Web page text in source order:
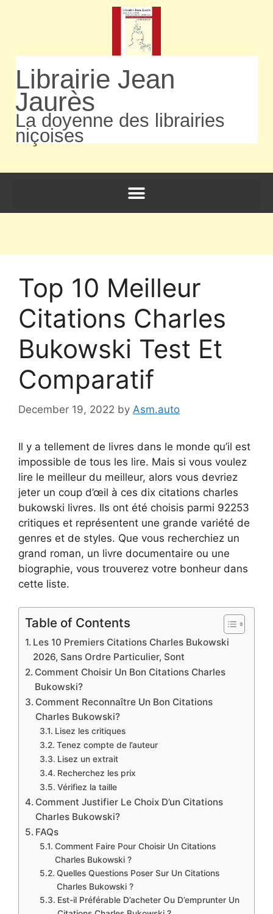
Librairie Jean
Jaurès
La doyenne des librairies
niçoises
Top 10 Meilleur
Citations Charles
Bukowski Test Et
Comparatif
December 19, 2022 by Asm.auto
Il y a tellement de livres dans le monde qu’il est
impossible de tous les lire. Mais si vous voulez
lire le meilleur du meilleur, alors vous devriez
jeter un coup d’œil à ces dix citations charles
bukowski livres. Ils ont été choisis parmi 92253
critiques et représentent une grande variété de
genres et de styles. Que vous recherchiez un
grand roman, un livre documentaire ou une
biographie, vous trouverez votre bonheur dans
cette liste.
Table of Contents
Les 10 Premiers Citations Charles Bukowski
2026, Sans Ordre Particulier, Sont
Comment Choisir Un Bon Citations Charles
Bukowski?
Comment Reconnaître Un Bon Citations
Charles Bukowski?
Lisez les critiques
Tenez compte de l’auteur
Lisez un extrait
Recherchez les prix
Vérifiez la taille
Comment Justifier Le Choix D’un Citations
Charles Bukowski?
FAQs
Comment Faire Pour Choisir Un Citations
Charles Bukowski ?
Quelles Questions Poser Sur Un Citations
Charles Bukowski ?
Est-il Préférable D’acheter Ou D’emprunter Un